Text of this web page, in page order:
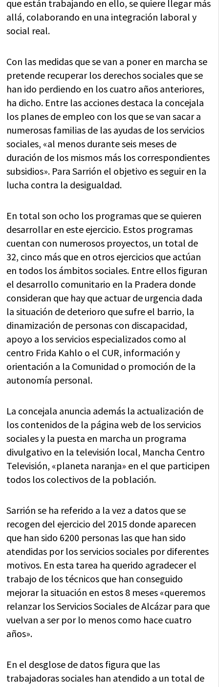
que están trabajando en ello, se quiere llegar más
allá, colaborando en una integración laboral y
social real.
Con las medidas que se van a poner en marcha se
pretende recuperar los derechos sociales que se
han ido perdiendo en los cuatro años anteriores,
ha dicho. Entre las acciones destaca la concejala
los planes de empleo con los que se van sacar a
numerosas familias de las ayudas de los servicios
sociales, «al menos durante seis meses de
duración de los mismos más los correspondientes
subsidios». Para Sarrión el objetivo es seguir en la
lucha contra la desigualdad.
En total son ocho los programas que se quieren
desarrollar en este ejercicio. Estos programas
cuentan con numerosos proyectos, un total de
32, cinco más que en otros ejercicios que actúan
en todos los ámbitos sociales. Entre ellos figuran
el desarrollo comunitario en la Pradera donde
consideran que hay que actuar de urgencia dada
la situación de deterioro que sufre el barrio, la
dinamización de personas con discapacidad,
apoyo a los servicios especializados como al
centro Frida Kahlo o el CUR, información y
orientación a la Comunidad o promoción de la
autonomía personal.
La concejala anuncia además la actualización de
los contenidos de la página web de los servicios
sociales y la puesta en marcha un programa
divulgativo en la televisión local, Mancha Centro
Televisión, «planeta naranja» en el que participen
todos los colectivos de la población.
Sarrión se ha referido a la vez a datos que se
recogen del ejercicio del 2015 donde aparecen
que han sido 6200 personas las que han sido
atendidas por los servicios sociales por diferentes
motivos. En esta tarea ha querido agradecer el
trabajo de los técnicos que han conseguido
mejorar la situación en estos 8 meses «queremos
relanzar los Servicios Sociales de Alcázar para que
vuelvan a ser por lo menos como hace cuatro
años».
En el desglose de datos figura que las
trabajadoras sociales han atendido a un total de